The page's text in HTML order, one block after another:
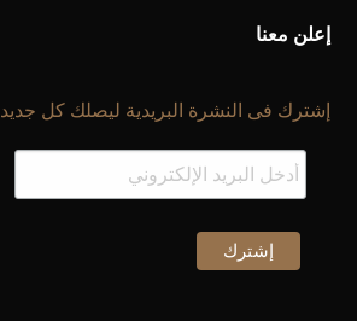
إعلن معنا
إشترك فى النشرة البريدية ليصلك كل جديد